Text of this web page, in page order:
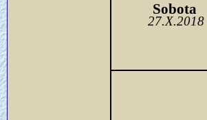
Sobota
27.X.2018